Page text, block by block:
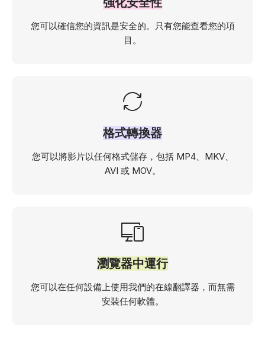
您可以確信您的資訊是安全的。只有您能查看您的項
目。
格式轉換器
您可以將影片以任何格式儲存，包括 MP4、MKV、
AVI 或 MOV。
瀏覽器中運行
您可以在任何設備上使用我們的在線翻譯器，而無需
安裝任何軟體。